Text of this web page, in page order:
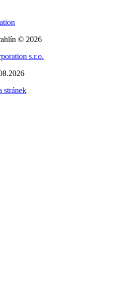
© 2026
s.r.o.
stránek